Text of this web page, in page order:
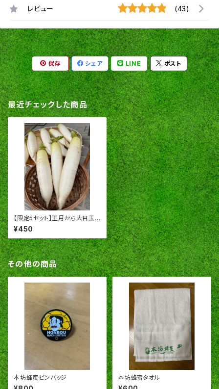
レビュー (43)
保存 シェア LINE ポスト
最近チェックした商品
【限定5セット】正月から大目玉
商品(＞＜) 綱取雪下大根
¥450
その他の商品
本坊蜂蜜ピンバッジ 本坊蜂蜜タオル